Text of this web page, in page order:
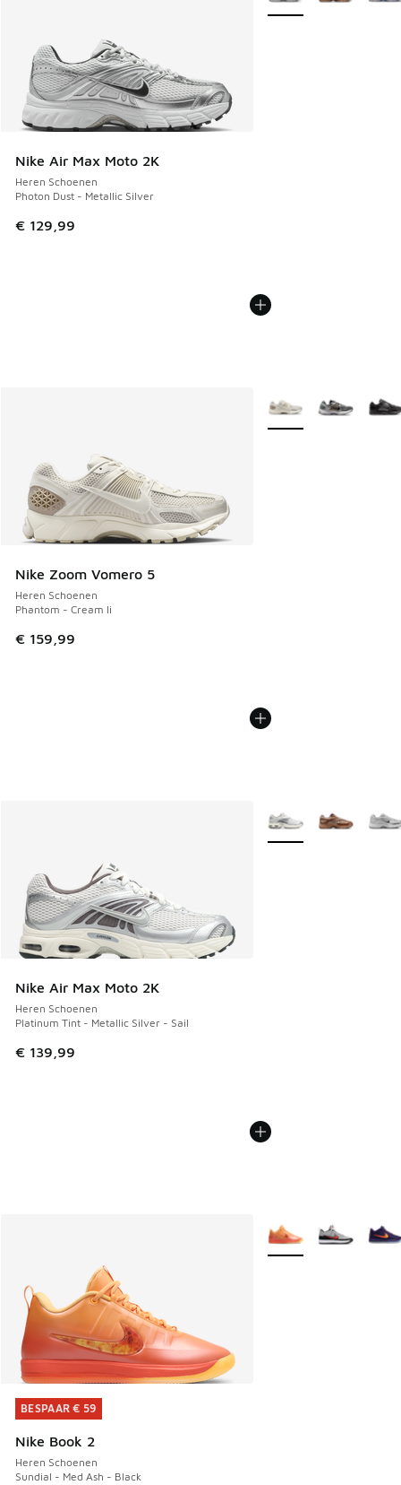
Nike Air Max Moto 2K
Heren Schoenen
Photon Dust - Metallic Silver
€ 129,99
Nike Zoom Vomero 5
Heren Schoenen
Phantom - Cream Ii
€ 159,99
Meer kleuren
Nike Air Max Moto 2K
Heren Schoenen
Platinum Tint - Metallic Silver - Sail
€ 139,99
Meer kleuren
BESPAAR € 59
Nike Book 2
Heren Schoenen
Sundial - Med Ash - Black
BESPAAR € 59
Meer kleuren